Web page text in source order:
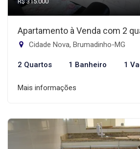
Apartamento à Venda com 2
Cidade Nova, Brumadinho-MG
2 Quartos 1 Banheiro 1
Mais informações